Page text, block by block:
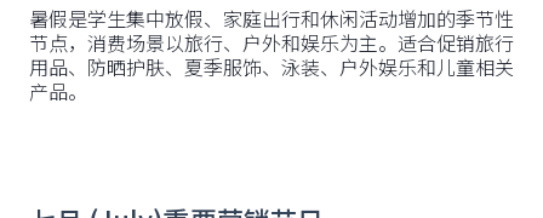
暑假是学生集中放假、家庭出行和休闲活动增加的季节性
节点，消费场景以旅行、户外和娱乐为主。适合促销旅行
用品、防晒护肤、夏季服饰、泳装、户外娱乐和儿童相关
产品。